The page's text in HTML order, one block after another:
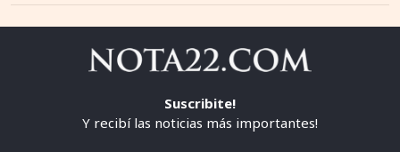
Suscribite!
Y recibí las noticias más importantes!